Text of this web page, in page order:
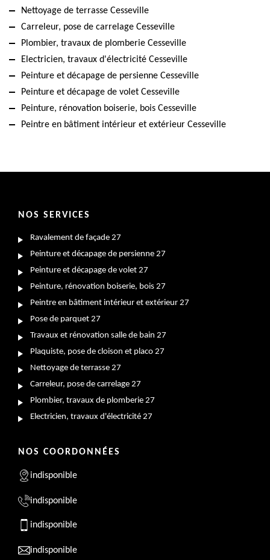
Nettoyage de terrasse Cesseville
Carreleur, pose de carrelage Cesseville
Plombier, travaux de plomberie Cesseville
Electricien, travaux d'électricité Cesseville
Peinture et décapage de persienne Cesseville
Peinture et décapage de volet Cesseville
Peinture, rénovation boiserie, bois Cesseville
Peintre en bâtiment intérieur et extérieur Cesseville
NOS SERVICES
Ravalement de façade 27
Peinture et décapage de persienne 27
Peinture et décapage de volet 27
Peinture, rénovation boiserie, bois 27
Peintre en bâtiment intérieur et extérieur 27
Pose de parquet 27
Travaux et rénovation salle de bain 27
Plaquiste, pose de cloison et placo 27
Nettoyage de terrasse 27
Carreleur, pose de carrelage 27
Plombier, travaux de plomberie 27
Electricien, travaux d'électricité 27
NOS COORDONNÉES
indisponible
indisponible
indisponible
indisponible